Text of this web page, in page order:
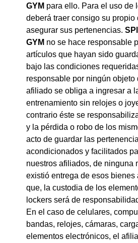
GYM para ello. Para el uso de
deberá traer consigo su propio
asegurar sus pertenencias.
GYM no se hace responsable
artículos que hayan sido
bajo las condiciones
responsable por ningún objeto
afiliado se obliga a ingresar a
entrenamiento sin relojes o
contrario éste se
y la pérdida o robo de los
acto de guardar las
acondicionados y facilitados
nuestros afiliados, de ninguna
existió entrega de esos bienes
que, la custodia de los
lockers será de
En el caso de celulares,
bandas, relojes, cámaras,
elementos electrónicos, el